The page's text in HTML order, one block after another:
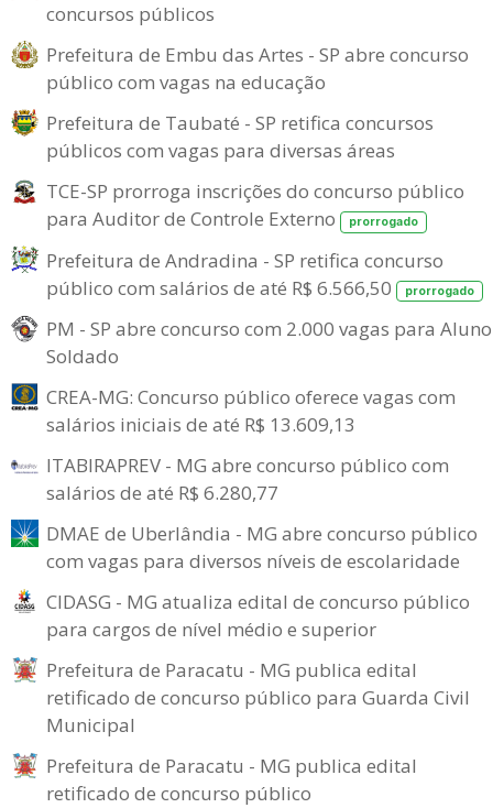
concursos públicos
Prefeitura de Embu das Artes - SP abre concurso
público com vagas na educação
Prefeitura de Taubaté - SP retifica concursos
públicos com vagas para diversas áreas
TCE-SP prorroga inscrições do concurso público
para Auditor de Controle Externo
prorrogado
Prefeitura de Andradina - SP retifica concurso
público com salários de até R$ 6.566,50
prorrogado
PM - SP abre concurso com 2.000 vagas para
Soldado
CREA-MG: Concurso público oferece vagas com
salários iniciais de até R$ 13.609,13
ITABIRAPREV - MG abre concurso público com
salários de até R$ 6.280,77
DMAE de Uberlândia - MG abre concurso público
com vagas para diversos níveis de escolaridade
CIDASG - MG atualiza edital de concurso público
para cargos de nível médio e superior
Prefeitura de Paracatu - MG publica edital
retificado de concurso público para Guarda Civil
Municipal
Prefeitura de Paracatu - MG publica edital
retificado de concurso público